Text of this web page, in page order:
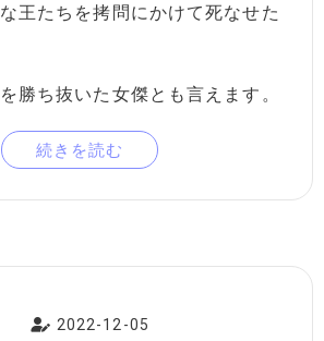
王たちを拷問にかけて死なせた
勝ち抜いた女傑とも言えます。
続きを読む
2022-12-05